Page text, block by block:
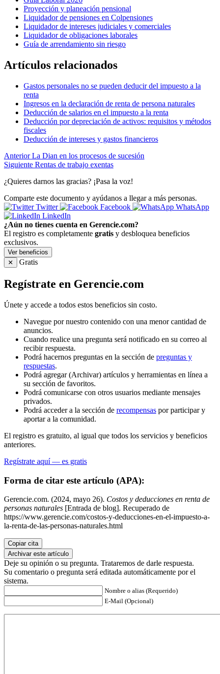
Proyección y planeación pensional
Liquidador de pensiones en Colpensiones
Liquidador de intereses judiciales y comerciales
Liquidador de obligaciones laborales
Guía de arrendamiento sin riesgo
Artículos relacionados
Gastos personales no se pueden deducir del impuesto a la
renta
Ingresos en la declaración de renta de persona naturales
Deducción de salarios en el impuesto a la renta
Deducción por depreciación de activos: requisitos y métodos
fiscales
Deducción de intereses y gastos financieros
Anterior La Dian en los procesos de sucesión
Siguiente Rentas de trabajo exentas
¿Quieres darnos las gracias? ¡Pasa la voz!
Comparte este documento y ayúdanos a llegar a más personas.
Twitter
Facebook
WhatsApp
LinkedIn
¿Aún no tienes cuenta en Gerencie.com?
El registro es completamente gratis y desbloquea beneficios
exclusivos.
Ver beneficios
✕
Gratis
Regístrate en Gerencie.com
Únete y accede a todos estos beneficios sin costo.
Navegue por nuestro contenido con una menor cantidad de
anuncios.
Cuando realice una pregunta será notificado en su correo al
recibir respuesta.
Podrá hacernos preguntas en la sección de preguntas y
respuestas.
Podrá agregar (Archivar) artículos y herramientas en línea a
su sección de favoritos.
Podrá comunicarse con otros usuarios mediante mensajes
privados.
Podrá acceder a la sección de recompensas por participar y
aportar a la comunidad.
El registro es gratuito, al igual que todos los servicios y beneficios
anteriores.
Regístrate aquí — es gratis
Forma de citar este artículo (APA):
Gerencie.com. (2024, mayo 26). Costos y deducciones en renta de
personas naturales [Entrada de blog]. Recuperado de
https://www.gerencie.com/costos-y-deducciones-en-el-impuesto-a-
la-renta-de-las-personas-naturales.html
Copiar cita
Archivar este artículo
Deje su opinión o su pregunta. Trataremos de darle respuesta.
Su comentario o pregunta será editada automáticamente por el
sistema.
Nombre o alias (Requerido)
E-Mail (Opcional)